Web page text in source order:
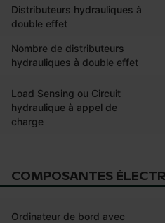
Distributeurs hydrauliques à
double effet
Nombre de distributeurs
hydrauliques à double effet
Load Sensing ou Circuit
hydraulique à appel de
charge
COMPOSANTES
Ordinateur de bord avec